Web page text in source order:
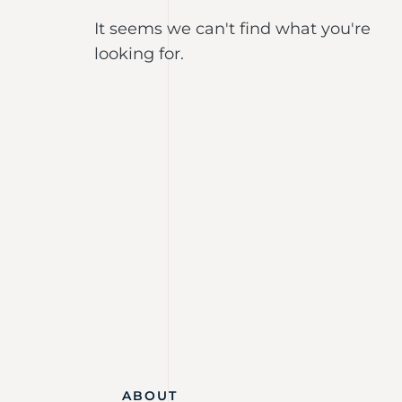
It seems we can't find what you're
looking for.
ABOUT